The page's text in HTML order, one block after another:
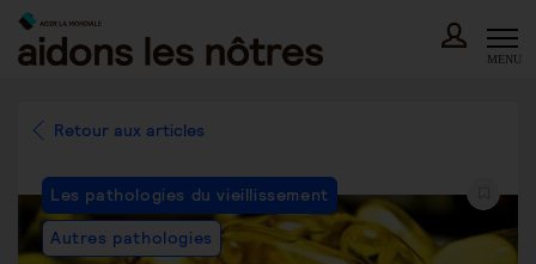
Skip
content
MENU
Retour aux articles
Category:
Les pathologies du vieillissement
Autres pathologies